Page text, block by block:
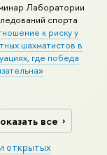
Лаборатории
спорта
к риску у
шахматистов в
где победа
все
открытых